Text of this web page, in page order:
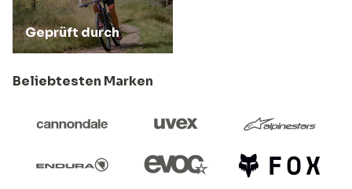
Geprüft durch
Beliebtesten Marken